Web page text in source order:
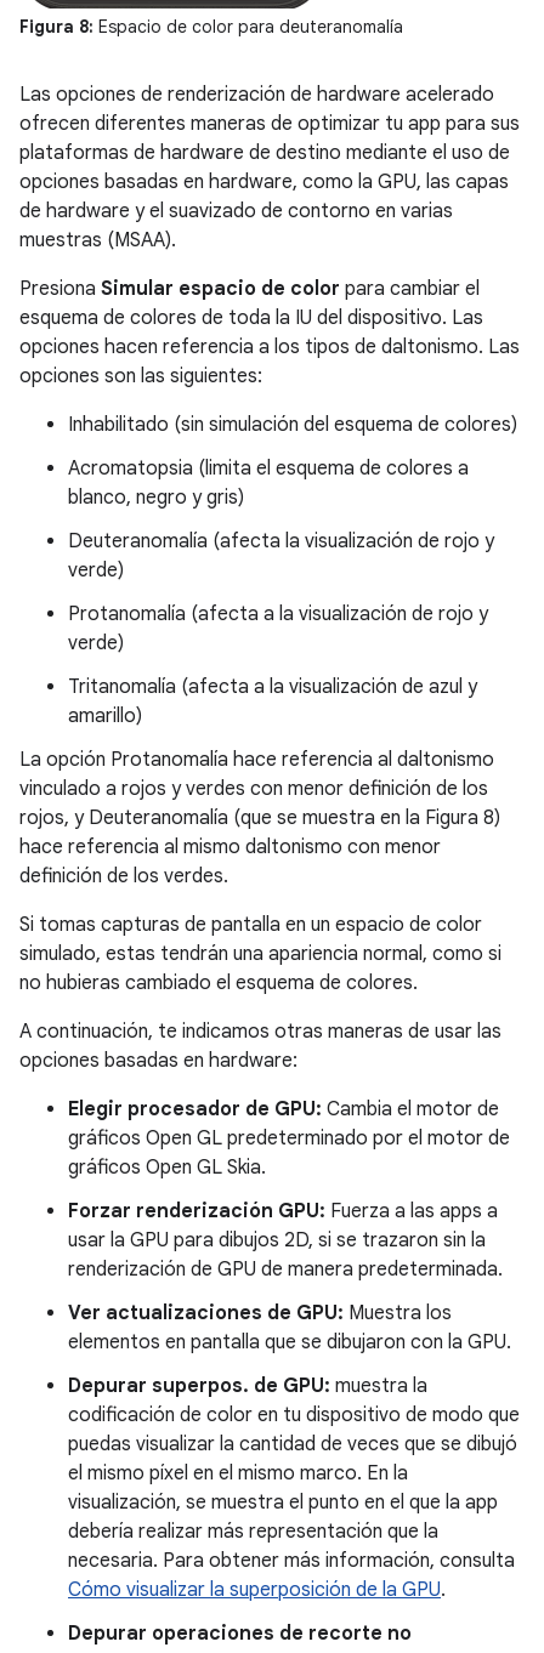
Figura 8: Espacio de color para deuteranomalía
Las opciones de renderización de hardware acelerado
ofrecen diferentes maneras de optimizar tu app para sus
plataformas de hardware de destino mediante el uso de
opciones basadas en hardware, como la GPU, las capas
de hardware y el suavizado de contorno en varias
muestras (MSAA).
Presiona Simular espacio de color para cambiar el
esquema de colores de toda la IU del dispositivo. Las
opciones hacen referencia a los tipos de daltonismo. Las
opciones son las siguientes:
Inhabilitado (sin simulación del esquema de colores)
Acromatopsia (limita el esquema de colores a
blanco, negro y gris)
Deuteranomalía (afecta la visualización de rojo y
verde)
Protanomalía (afecta a la visualización de rojo y
verde)
Tritanomalía (afecta a la visualización de azul y
amarillo)
La opción Protanomalía hace referencia al daltonismo
vinculado a rojos y verdes con menor definición de los
rojos, y Deuteranomalía (que se muestra en la Figura 8)
hace referencia al mismo daltonismo con menor
definición de los verdes.
Si tomas capturas de pantalla en un espacio de color
simulado, estas tendrán una apariencia normal, como si
no hubieras cambiado el esquema de colores.
A continuación, te indicamos otras maneras de usar las
opciones basadas en hardware:
Elegir procesador de GPU: Cambia el motor de
gráficos Open GL predeterminado por el motor de
gráficos Open GL Skia.
Forzar renderización GPU: Fuerza a las apps a
usar la GPU para dibujos 2D, si se trazaron sin la
renderización de GPU de manera predeterminada.
Ver actualizaciones de GPU: Muestra los
elementos en pantalla que se dibujaron con la GPU.
Depurar superpos. de GPU: muestra la
codificación de color en tu dispositivo de modo que
puedas visualizar la cantidad de veces que se dibujó
el mismo píxel en el mismo marco. En la
visualización, se muestra el punto en el que la app
debería realizar más representación que la
necesaria. Para obtener más información, consulta
Cómo visualizar la superposición de la GPU.
Depurar operaciones de recorte no